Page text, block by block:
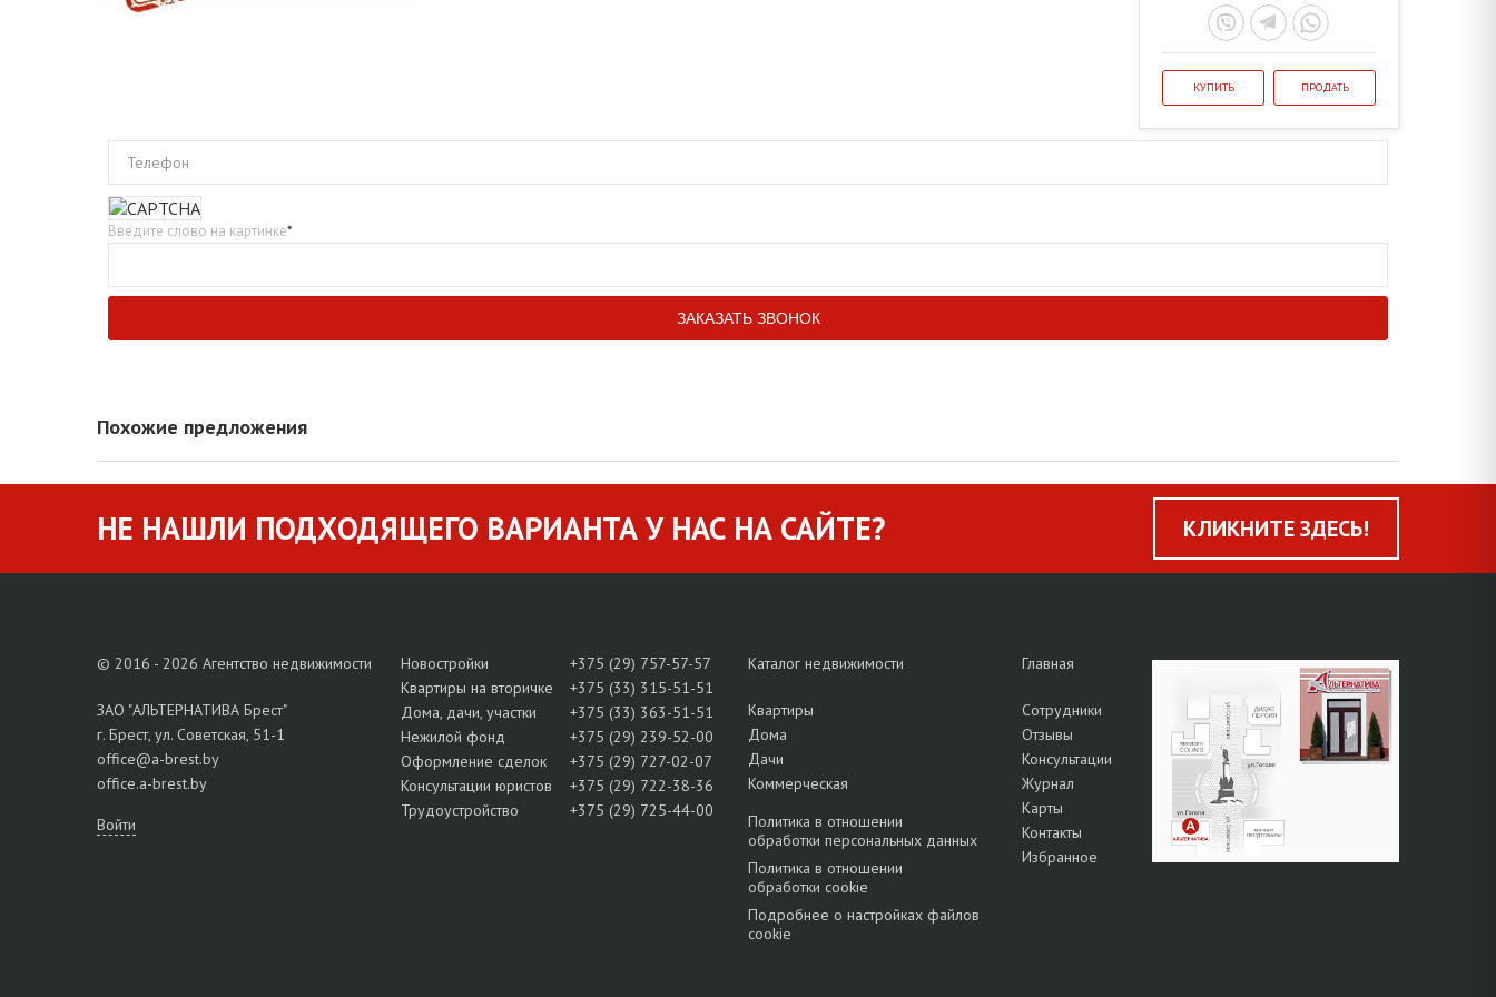
КУПИТЬ ПРОДАТЬ
Телефон
Введите слово на картинке*
Похожие предложения
НЕ НАШЛИ ПОДХОДЯЩЕГО ВАРИАНТА У НАС НА САЙТЕ? КЛИКНИТЕ ЗДЕСЬ!
© 2016 - 2026 Агентство недвижимости
ЗАО "АЛЬТЕРНАТИВА Брест"
г. Брест, ул. Советская, 51-1
office@a-brest.by
office.a-brest.by
Войти
Новостройки
+375 (29) 757-57-57
Квартиры на вторичке
+375 (33) 315-51-51
Дома, дачи, участки
+375 (33) 363-51-51
Нежилой фонд
+375 (29) 239-52-00
Оформление сделок
+375 (29) 727-02-07
Консультации юристов
+375 (29) 722-38-36
Трудоустройство
+375 (29) 725-44-00
Каталог недвижимости
Квартиры
Дома
Дачи
Коммерческая
Политика в отношении
обработки персональных данных
Политика в отношении
обработки cookie
Подробнее о настройках файлов
cookie
Главная
Сотрудники
Отзывы
Консультации
Журнал
Карты
Контакты
Избранное